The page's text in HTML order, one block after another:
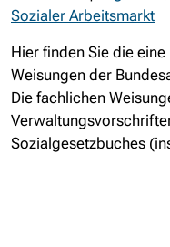
Sozialer Arbeitsmarkt
Hier finden Sie die
Weisungen der
Die fachlichen
Sozialgesetzbuches